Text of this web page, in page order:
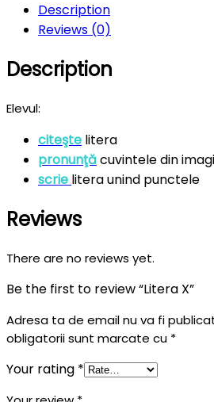
Description
Reviews (0)
Description
Elevul:
citeşte litera
pronunţăcuvintele din
scrie litera unind punctele
Reviews
There are no reviews yet.
Be the first to review “Litera X”
Adresa ta de email nu va fi
obligatorii sunt marcate cu *
Your rating *